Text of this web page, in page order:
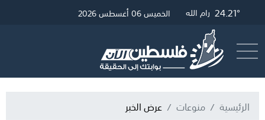
29.81° غزة 24.45° القدس 24.21° رام الله الخميس 06 أغسطس 2026
الرئيسية منوعات عرض الخبر